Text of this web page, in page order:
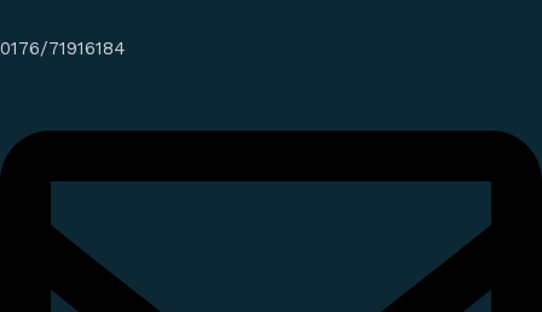
0176/71916184